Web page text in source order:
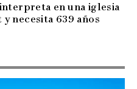
en una iglesia
necesita 639 años